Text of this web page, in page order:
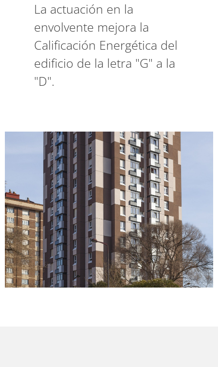
La actuación en la
envolvente mejora la
Calificación Energética del
edificio de la letra "G" a la
"D".